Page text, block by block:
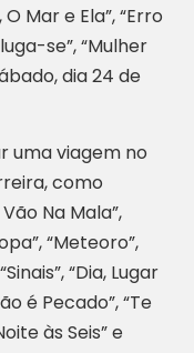
Mar e Ela”, “Erro
se”, “Mulher
dia 24 de
uma viagem no
como
Na Mala”,
“Meteoro”,
“Dia, Lugar
é Pecado”, “Te
às Seis” e